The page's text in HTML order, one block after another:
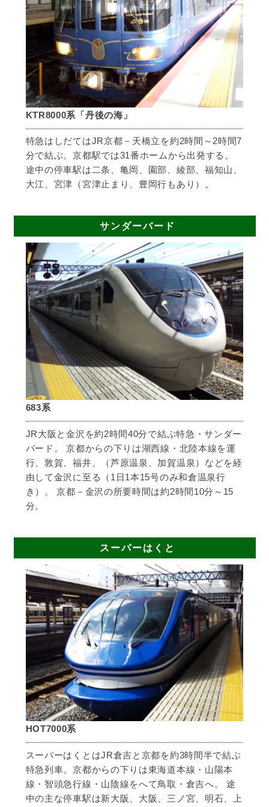
KTR8000系「丹後の海」
特急はしだてはJR京都－天橋立を約2時間～2時間7
分で結ぶ。京都駅では31番ホームから出発する。
途中の停車駅は二条、亀岡、園部、綾部、福知山、
大江、宮津（宮津止まり、豊岡行もあり）。
サンダーバード
683系
JR大阪と金沢を約2時間40分で結ぶ特急・サンダー
バード。 京都からの下りは湖西線・北陸本線を運
行、敦賀、福井、（芦原温泉、加賀温泉）などを経
由して金沢に至る（1日1本15号のみ和倉温泉行
き）。 京都－金沢の所要時間は約2時間10分～15
分。
スーパーはくと
HOT7000系
スーパーはくとはJR倉吉と京都を約3時間半で結ぶ
特急列車。京都からの下りは東海道本線・山陽本
線・智頭急行線・山陰線をへて鳥取・倉吉へ。 途
中の主な停車駅は新大阪、大阪、三ノ宮、明石、上